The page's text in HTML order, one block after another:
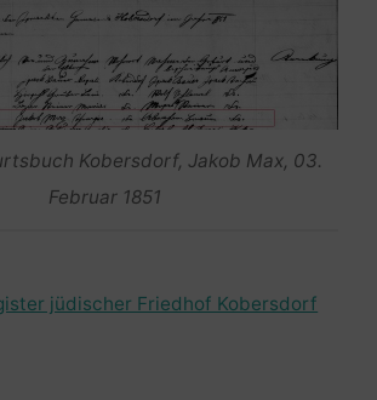
Kobersdorf, Jakob Max, 03.
Februar 1851
jüdischer Friedhof Kobersdorf